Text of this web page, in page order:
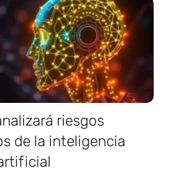
riesgos
de la inteligencia